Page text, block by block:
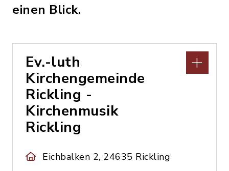
einen Blick.
Ev.-luth
Kirchengemeinde
Rickling -
Kirchenmusik
Rickling
Eichbalken 2, 24635 Rickling